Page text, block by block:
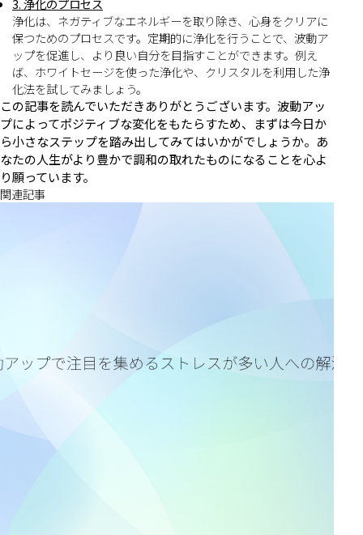
3. 浄化のプロセス
浄化は、ネガティブなエネルギーを取り除き、心身をクリアに
保つためのプロセスです。定期的に浄化を行うことで、波動ア
ップを促進し、より良い自分を目指すことができます。例え
ば、ホワイトセージを使った浄化や、クリスタルを利用した浄
化法を試してみましょう。
この記事を読んでいただきありがとうございます。波動アッ
プによってポジティブな変化をもたらすため、まずは今日か
ら小さなステップを踏み出してみてはいかがでしょうか。あ
なたの人生がより豊かで調和の取れたものになることを心よ
り願っています。
関連記事